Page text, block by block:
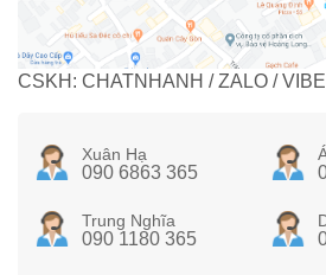
CSKH: CHATNHANH / ZALO /
Xuân Hạ
090 6863 365
Trung Nghĩa
090 1180 365